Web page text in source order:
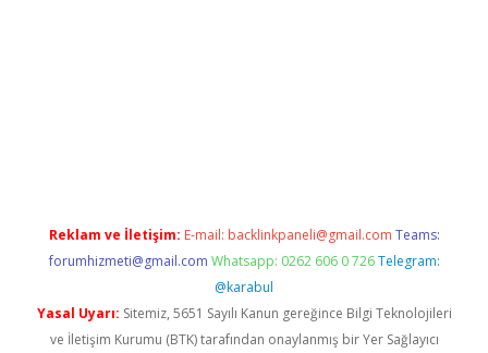
Reklam ve İletişim: E-mail: backlinkpaneli@gmail.com Teams:
forumhizmeti@gmail.com Whatsapp: 0262 606 0 726 Telegram:
@karabul
Yasal Uyarı: Sitemiz, 5651 Sayılı Kanun gereğince Bilgi Teknolojileri
ve İletişim Kurumu (BTK) tarafından onaylanmış bir Yer Sağlayıcı